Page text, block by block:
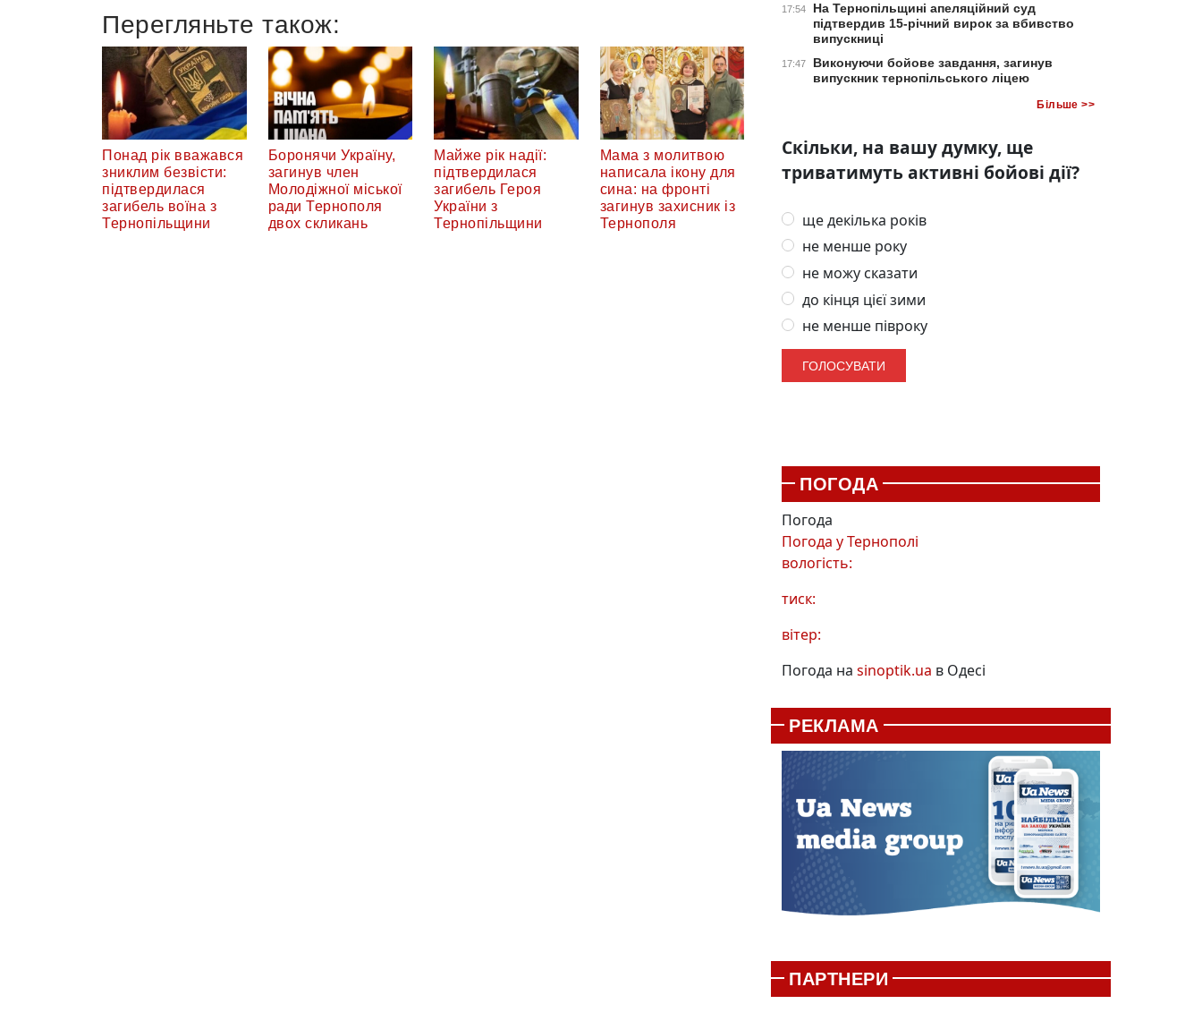
Перегляньте також:
Понад рік вважався
зниклим безвісти:
підтвердилася
загибель воїна з
Тернопільщини
Боронячи Україну,
загинув член
Молодіжної міської
ради Тернополя
двох скликань
Майже рік надії:
підтвердилася
загибель Героя
України з
Тернопільщини
Мама з молитвою
написала ікону для
сина: на фронті
загинув захисник із
Тернополя
17:54
На Тернопільщині апеляційний суд
підтвердив 15-річний вирок за вбивство
випускниці
17:47
Виконуючи бойове завдання, загинув
випускник тернопільського ліцею
Більше >>
Скільки, на вашу думку, ще
триватимуть активні бойові дії?
ще декілька років
не менше року
не можу сказати
до кінця цієї зими
не менше півроку
ПОГОДА
Погода
Погода уТернополі
вологість:
тиск:
вітер:
Погода на sinoptik.ua в Одесі
РЕКЛАМА
ПАРТНЕРИ